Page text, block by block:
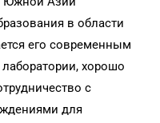
в области
его современным
хорошо
с
для